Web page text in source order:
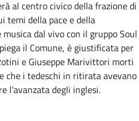
al centro civico della frazione di
temi della pace e della
dal vivo con il gruppo Soul
il Comune, è giustificata per
e Giuseppe Marivittori morti
che i tedeschi in ritirata avevano
l’avanzata degli inglesi.